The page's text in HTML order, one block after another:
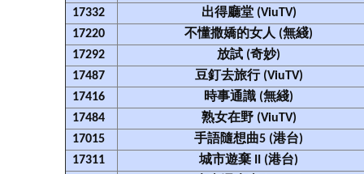
17332
出得廳堂 (ViuTV)
17220
不懂撒嬌的女人 (無綫)
17292
放試 (奇妙)
17487
豆釘去旅行 (ViuTV)
17416
時事通識 (無綫)
17484
熟女在野 (ViuTV)
17015
手語隨想曲5 (港台)
17311
城市遊棄 II (港台)